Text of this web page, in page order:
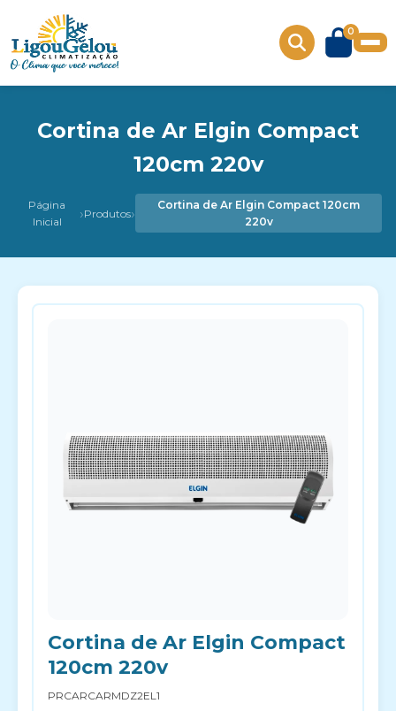
0
Cortina de Ar Elgin Compact
120cm 220v
Página
Inicial
›Produtos›
Cortina de Ar Elgin Compact 120cm
220v
Cortina de Ar Elgin Compact
120cm 220v
PRCARCARMDZ2EL1